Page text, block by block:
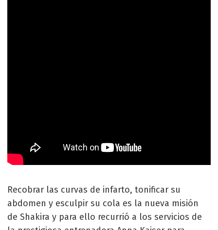
Recobrar las curvas de infarto, tonificar su
abdomen y esculpir su cola es la nueva misión
de Shakira y para ello recurrió a los servicios de